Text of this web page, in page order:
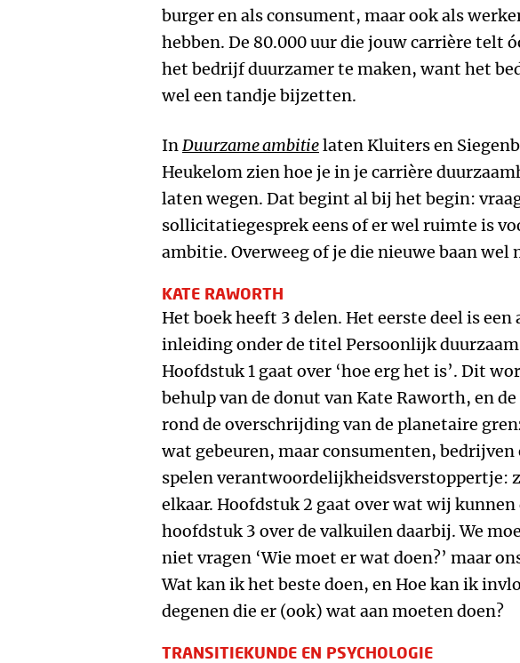
burger en als consument, maar ook als
hebben. De 80.000 uur die jouw carrière telt
het bedrijf duurzamer te maken, want het
wel een tandje bijzetten.
InDuurzame ambitielaten Kluiters en
Heukelom zien hoe je in je carrière
laten wegen. Dat begint al bij het begin:
sollicitatiegesprek eens of er wel ruimte is
ambitie. Overweeg of je die nieuwe baan wel
KATE RAWORTH
Het boek heeft 3 delen. Het eerste deel is een
inleiding onder de titel Persoonlijk duurzaam
Hoofdstuk 1 gaat over ‘hoe erg het is’. Dit
behulp van de donut van Kate Raworth, en
rond de overschrijding van de planetaire
wat gebeuren, maar consumenten, bedrijven
spelen verantwoordelijkheidsverstoppertje:
elkaar. Hoofdstuk 2 gaat over wat wij kunnen
hoofdstuk 3 over de valkuilen daarbij. We
niet vragen ‘Wie moet er wat doen?’ maar
Wat kan ik het beste doen, en Hoe kan ik
degenen die er (ook) wat aan moeten doen?
TRANSITIEKUNDE EN PSYCHOLOGIE